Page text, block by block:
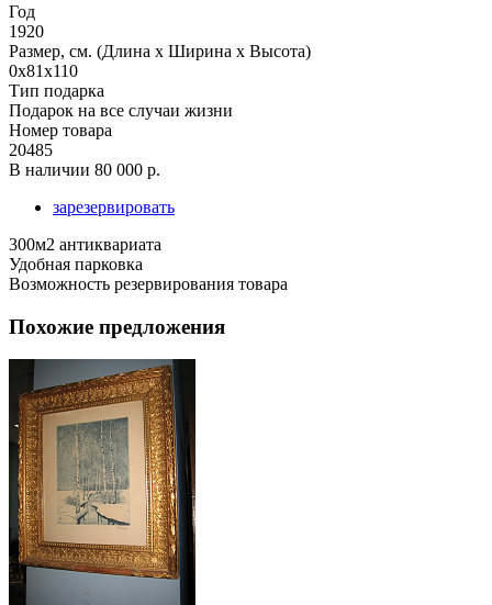
Год
1920
Размер, см. (Длина х Ширина х Высота)
0x81x110
Тип подарка
Подарок на все случаи жизни
Номер товара
20485
В наличии 80 000 р.
зарезервировать
300м2 антиквариата
Удобная парковка
Возможность резервирования товара
Похожие предложения